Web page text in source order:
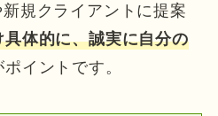
規クライアントに提案
具体的に、誠実に自分の
ポイントです。